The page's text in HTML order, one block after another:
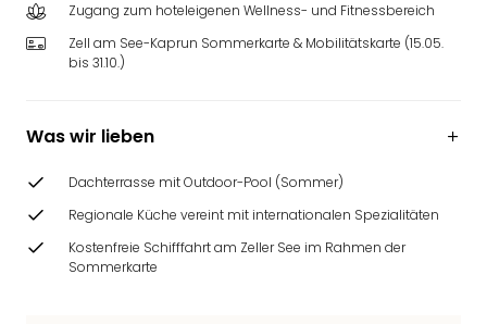
Zugang zum hoteleigenen Wellness- und Fitnessbereich
Zell am See-Kaprun Sommerkarte & Mobilitätskarte (15.05.
bis 31.10.)
Was wir lieben
Dachterrasse mit Outdoor-Pool (Sommer)
Regionale Küche vereint mit internationalen Spezialitäten
Kostenfreie Schifffahrt am Zeller See im Rahmen der
Sommerkarte